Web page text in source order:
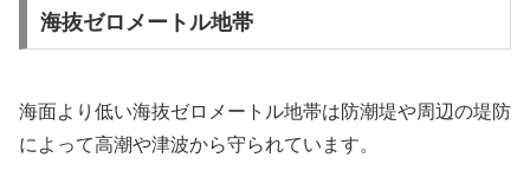
海抜ゼロメートル地帯
海面より低い海抜ゼロメートル地帯は防潮堤や周辺の堤防
によって高潮や津波から守られています。